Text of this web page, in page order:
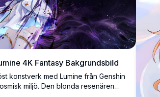
4K Fantasy Bakgrundsbild
konstverk med Lumine från Genshin
miljö. Den blonda resenären